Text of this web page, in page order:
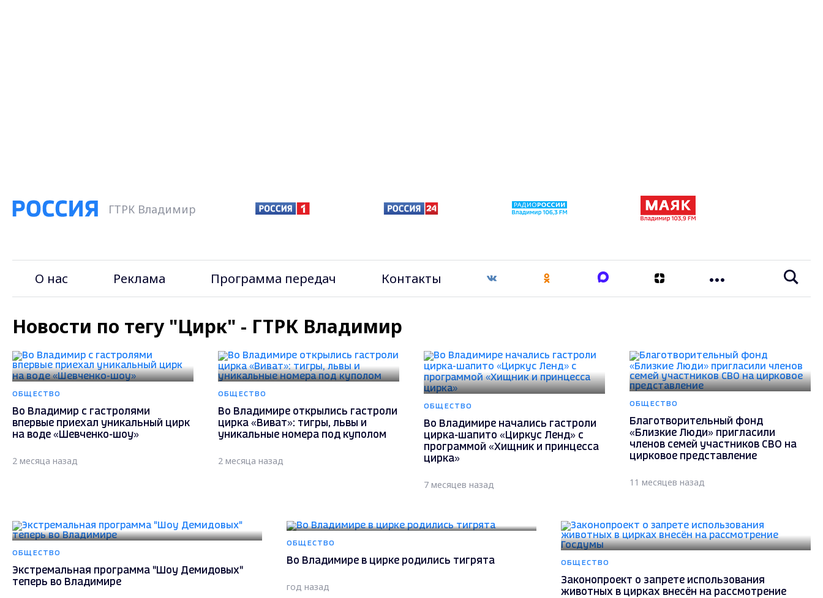
ГТРК Владимир
О нас Реклама Программа передач Контакты
Новости по тегу "Цирк" - ГТРК Владимир
ОБЩЕСТВО
Во Владимир с гастролями
впервые приехал уникальный цирк
на воде «Шевченко-шоу»
2 месяца назад
ОБЩЕСТВО
Во Владимире открылись гастроли
цирка «Виват»: тигры, львы и
уникальные номера под куполом
2 месяца назад
ОБЩЕСТВО
Во Владимире начались гастроли
цирка-шапито «Циркус Ленд» с
программой «Хищник и принцесса
цирка»
7 месяцев назад
ОБЩЕСТВО
Благотворительный фонд
«Близкие Люди» пригласили
членов семей участников СВО на
цирковое представление
11 месяцев назад
ОБЩЕСТВО
Экстремальная программа "Шоу Демидовых"
теперь во Владимире
ОБЩЕСТВО
Во Владимире в цирке родились тигрята
год назад
ОБЩЕСТВО
Законопроект о запрете использования
животных в цирках внесён на рассмотрение